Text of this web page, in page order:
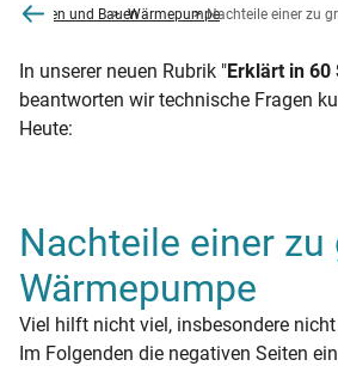
und BauenWärmepumpeNachteile einer zu
In unserer neuen Rubrik "Erklärt in 60
beantworten wir technische Fragen
Heute:
Nachteile einer zu
Wärmepumpe
Viel hilft nicht viel, insbesondere
Im Folgenden die negativen Seiten